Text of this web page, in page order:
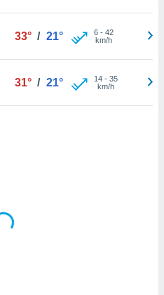
33° / 21° 6- 42
km/h
31° / 21° 14- 35
km/h